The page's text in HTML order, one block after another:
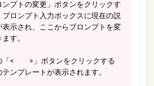
ンプトの変更」ボタンをクリックす
プロンプト入力ボックスに現在の説
表示され、ここからプロンプトを変
す。
「< >」ボタンをクリックする
テンプレートが表示されます。